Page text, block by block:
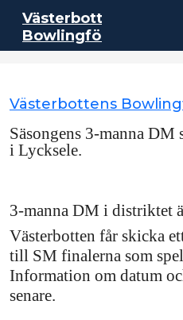
Västerbottens
Bowlingförbund
Västerbottens
Säsongens 3-manna
i Lycksele.
3-manna DM i distriktet
Västerbotten får skicka
till SM finalerna som
Information om datum
senare.